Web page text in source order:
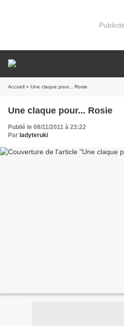
Accueil » Une claque pour... Rosie
Une claque pour... Rosie
Publié le 08/11/2011 à 23:22
Par ladyteruki